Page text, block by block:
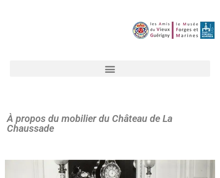
À propos du mobilier du Château de La
Chaussade